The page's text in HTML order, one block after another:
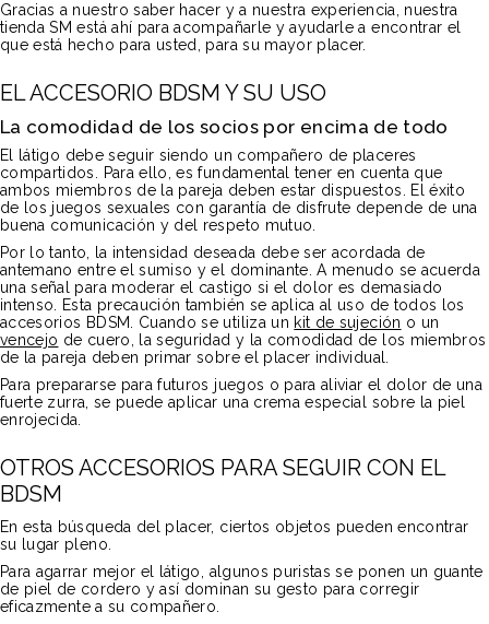
Gracias a nuestro saber hacer y a nuestra experiencia, nuestra
tienda SM está ahí para acompañarle y ayudarle a encontrar el
que está hecho para usted, para su mayor placer.
EL ACCESORIO BDSM Y SU USO
La comodidad de los socios por encima de todo
El látigo debe seguir siendo un compañero de placeres
compartidos. Para ello, es fundamental tener en cuenta que
ambos miembros de la pareja deben estar dispuestos. El éxito
de los juegos sexuales con garantía de disfrute depende de una
buena comunicación y del respeto mutuo.
Por lo tanto, la intensidad deseada debe ser acordada de
antemano entre el sumiso y el dominante. A menudo se acuerda
una señal para moderar el castigo si el dolor es demasiado
intenso. Esta precaución también se aplica al uso de todos los
accesorios BDSM. Cuando se utiliza un kit de sujeción o un
vencejo de cuero, la seguridad y la comodidad de los miembros
de la pareja deben primar sobre el placer individual.
Para prepararse para futuros juegos o para aliviar el dolor de una
fuerte zurra, se puede aplicar una crema especial sobre la piel
enrojecida.
OTROS ACCESORIOS PARA SEGUIR CON EL
BDSM
En esta búsqueda del placer, ciertos objetos pueden encontrar
su lugar pleno.
Para agarrar mejor el látigo, algunos puristas se ponen un guante
de piel de cordero y así dominan su gesto para corregir
eficazmente a su compañero.